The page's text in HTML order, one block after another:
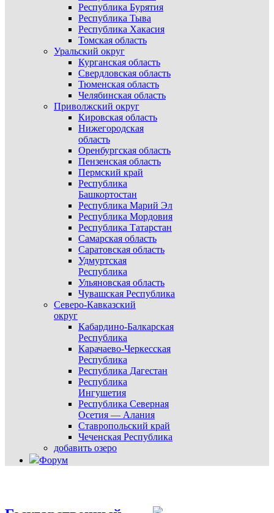
Республика Бурятия
Республика Тыва
Республика Хакасия
Томская область
Уральский округ
Курганская область
Свердловская область
Тюменская область
Челябинская область
Приволжский округ
Кировская область
Нижегородская
область
Оренбургская область
Пензенская область
Пермский край
Республика
Башкортостан
Республика Марий Эл
Республика Мордовия
Республика Татарстан
Самарская область
Саратовская область
Удмуртская
Республика
Ульяновская область
Чувашская Республика
Северо-Кавказский
округ
Кабардино-Балкарская
Республика
Карачаево-Черкесская
Республика
Республика Дагестан
Республика
Ингушетия
Республика Северная
Осетия — Алания
Ставропольский край
Чеченская Республика
добавить озеро
Форум